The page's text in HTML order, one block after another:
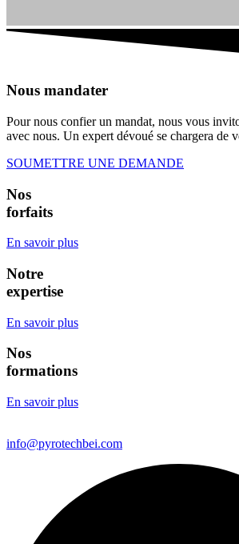
Nous mandater
Pour nous confier un mandat, nous vous
avec nous. Un expert dévoué se chargera de
SOUMETTRE UNE DEMANDE
Nos
forfaits
En savoir plus
Notre
expertise
En savoir plus
Nos
formations
En savoir plus
info@pyrotechbei.com